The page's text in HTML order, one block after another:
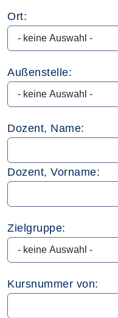
Ort:
Außenstelle:
Dozent, Name:
Dozent, Vorname:
Zielgruppe:
Kursnummer von: